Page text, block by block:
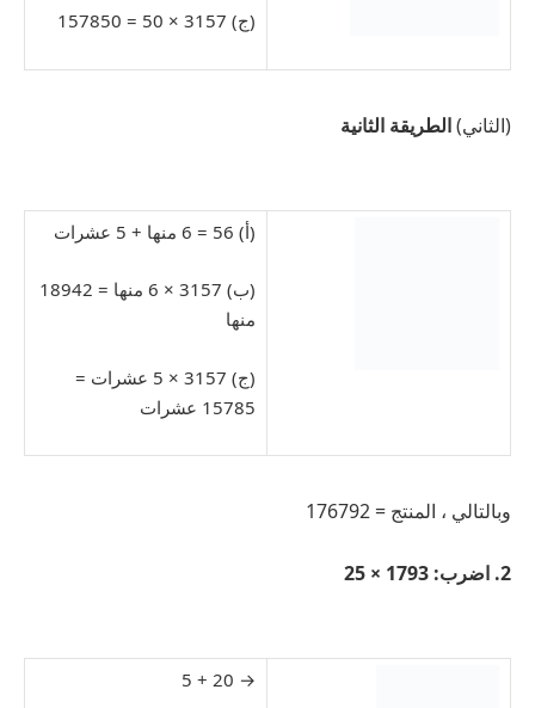
(ج) 3157 × 50 = 157850
(الثاني)الطريقة الثانية
(أ) 56 = 6 منها + 5 عشرات
(ب) 3157 × 6 منها = 18942
منها
(ج) 3157 × 5 عشرات =
15785 عشرات
وبالتالي ، المنتج = 176792
2. اضرب: 1793 × 25
→ 20 + 5